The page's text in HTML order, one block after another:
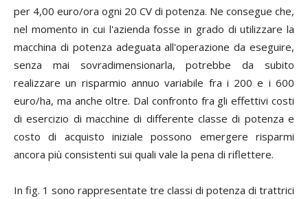
per 4,00 euro/ora ogni 20 CV di potenza. Ne consegue che,
nel momento in cui l'azienda fosse in grado di utilizzare la
macchina di potenza adeguata all'operazione da eseguire,
senza mai sovradimensionarla, potrebbe da subito
realizzare un risparmio annuo variabile fra i 200 e i 600
euro/ha, ma anche oltre. Dal confronto fra gli effettivi costi
di esercizio di macchine di differente classe di potenza e
costo di acquisto iniziale possono emergere risparmi
ancora più consistenti sui quali vale la pena di riflettere.
In fig. 1 sono rappresentate tre classi di potenza di trattrici